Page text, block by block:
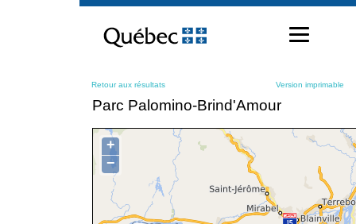
contenu
Retour aux résultats Version imprimable
Parc Palomino-Brind'Amour
+
−